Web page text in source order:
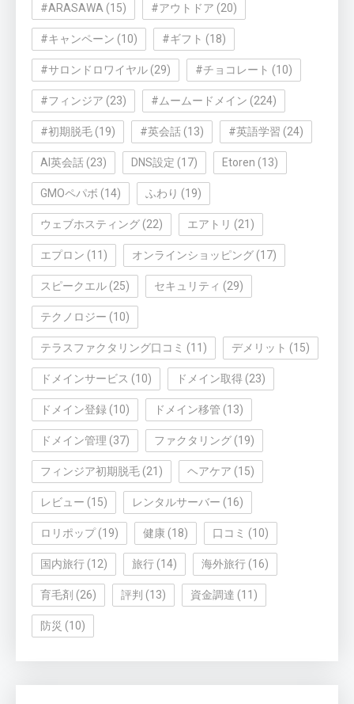
#ARASAWA (15) #アウトドア (20)
#キャンペーン (10) #ギフト (18)
#サロンドロワイヤル (29) #チョコレート (10)
#フィンジア (23) #ムームードメイン (224)
#初期脱毛 (19) #英会話 (13) #英語学習 (24)
AI英会話 (23) DNS設定 (17) Etoren (13)
GMOペパボ (14) ふわり (19)
ウェブホスティング (22) エアトリ (21)
エプロン (11) オンラインショッピング (17)
スピークエル (25) セキュリティ (29)
テクノロジー (10)
テラスファクタリング口コミ (11) デメリット (15)
ドメインサービス (10) ドメイン取得 (23)
ドメイン登録 (10) ドメイン移管 (13)
ドメイン管理 (37) ファクタリング (19)
フィンジア初期脱毛 (21) ヘアケア (15)
レビュー (15) レンタルサーバー (16)
ロリポップ(19) 健康 (18) 口コミ (10)
国内旅行 (12) 旅行 (14) 海外旅行 (16)
育毛剤 (26) 評判 (13) 資金調達 (11)
防災 (10)